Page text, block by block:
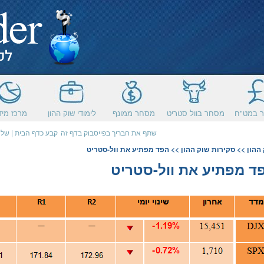
במט"ח מסחר בוול סטריט מסחר ממונף לימודי שוק ההון מרכז
קבע כדף הבית | שתף את חבריך בפייסבוק בדף זה
>> סקירות שוק ההון >> הפד מפתיע את וול-סטריט
מפתיע את וול-סטריט